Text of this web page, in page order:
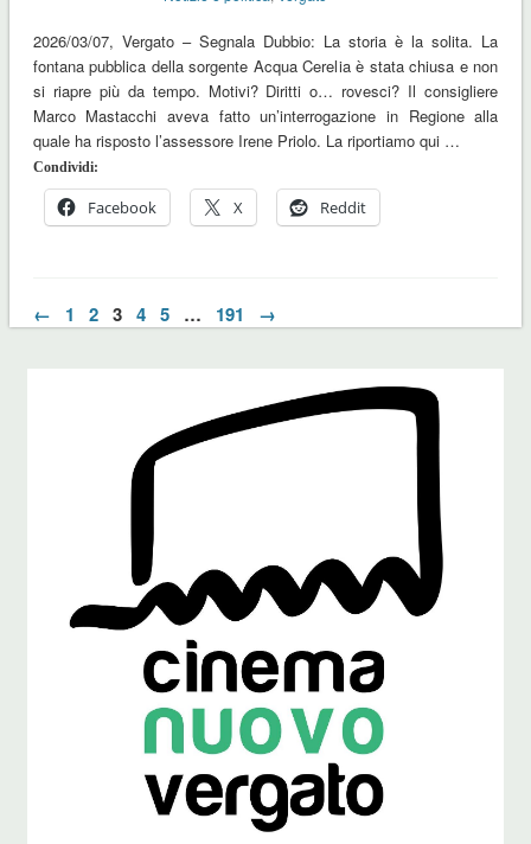
2026/03/07, Vergato – Segnala Dubbio: La storia è la solita. La
fontana pubblica della sorgente Acqua Cerelia è stata chiusa e non
si riapre più da tempo. Motivi? Diritti o… rovesci? Il consigliere
Marco Mastacchi aveva fatto un’interrogazione in Regione alla
quale ha risposto l’assessore Irene Priolo. La riportiamo qui …
Condividi:
Facebook X Reddit
← 1 2 3 4 5 … 191 →